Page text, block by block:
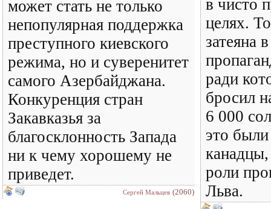
может стать не только
непопулярная поддержка
преступного киевского
режима, но и суверенитет
самого Азербайджана.
Конкуренция стран
Закавказья за
благосклонность Запада
ни к чему хорошему не
приведет.
Сергей Мальцев (2060)
в чисто
целях.
затеяна
ради
бросил
6 000
это были
роли
Льва.